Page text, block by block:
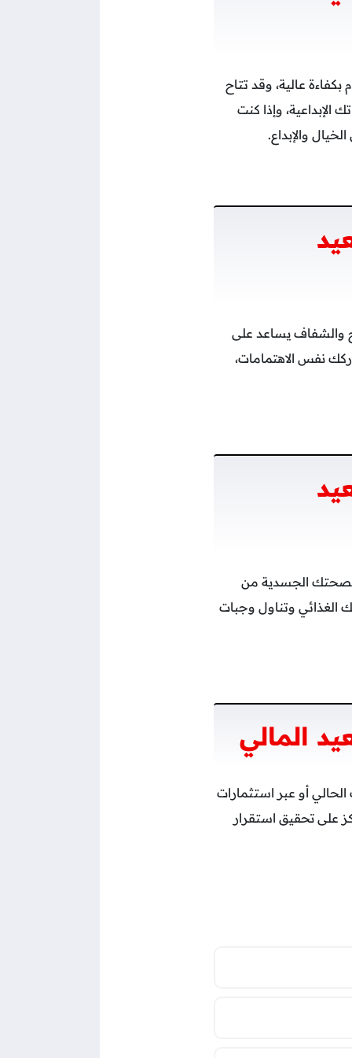
عالية، وقد تتاح
وإذا كنت
والإبداع.
والشفاف يساعد على
نفس الاهتمامات،
بصحتك الجسدية من
الغذائي وتناول وجبات
المالي
أو عبر استثمارات
على تحقيق استقرار